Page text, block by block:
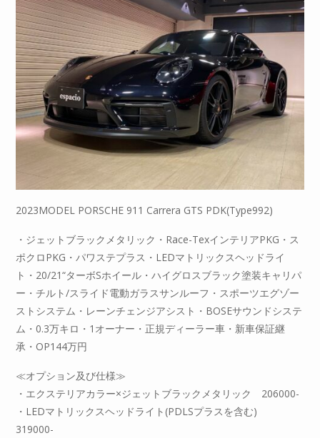
2023MODEL PORSCHE 911 Carrera GTS PDK(Type992)
・ジェットブラックメタリック・Race-TexインテリアPKG・ス
ポクロPKG・パワステプラス・LEDマトリックスヘッドライ
ト・20/21“ターボSホイール・ハイグロスブラック塗装キャリパ
ー・チルト/スライド電動ガラスサンルーフ・スポーツエグゾー
ストシステム・レーンチェンジアシスト・BOSEサウンドシステ
ム・0.3万キロ・1オーナー・正規ディーラー車・新車保証継
承・OP144万円
≪オプション及び仕様≫
・エクステリアカラー×ジェットブラックメタリック 206000-
・LEDマトリックスヘッドライト(PDLSプラスを含む)
319000-